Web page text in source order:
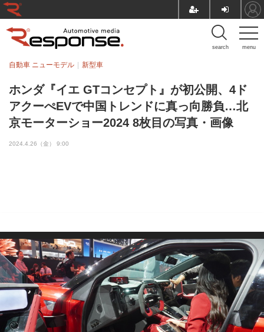
menu
search
ホンダ『イエ GTコンセプト』が初公開、4ド
アクーぺEVで中国トレンドに真っ向勝負…北
京モーターショー2024 8枚目の写真・画像
自動車 ニューモデル 新型車
2024.4.26（金） 9:00